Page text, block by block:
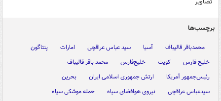
تصاویر
برچسب‌ها
محمدباقر قالیباف آسیا سید عباس عراقچی امارات
پنتاگون
خلیج فارس
کویت خلیج‌فارس
محمد باقر قالیباف
رئیس‌جمهور آمریکا
ارتش جمهوری اسلامی ایران
بحرین
سیدعباس عراقچی
نیروی هوافضای سپاه
حمله موشکی سپاه